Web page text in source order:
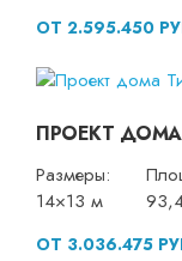
ОТ 2.595.450
ПРОЕКТ
Размеры:
14×13 м
ОТ 3.036.475